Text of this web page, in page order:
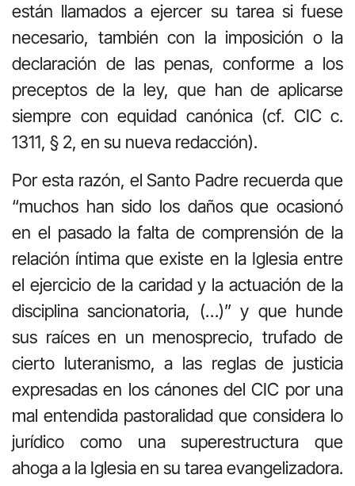
están llamados a ejercer su tarea si fuese
necesario, también con la imposición o la
declaración de las penas, conforme a los
preceptos de la ley, que han de aplicarse
siempre con equidad canónica (cf. CIC c.
1311, § 2, en su nueva redacción).
Por esta razón, el Santo Padre recuerda que
“muchos han sido los daños que ocasionó
en el pasado la falta de comprensión de la
relación íntima que existe en la Iglesia entre
el ejercicio de la caridad y la actuación de la
disciplina sancionatoria, (…)” y que hunde
sus raíces en un menosprecio, trufado de
cierto luteranismo, a las reglas de justicia
expresadas en los cánones del CIC por una
mal entendida pastoralidad que considera lo
jurídico como una superestructura que
ahoga a la Iglesia en su tarea evangelizadora.